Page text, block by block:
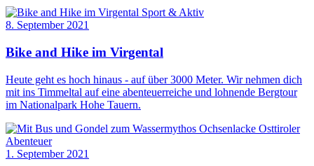
Sport & Aktiv
8. September 2021
Bike and Hike im Virgental
Heute geht es hoch hinaus - auf über 3000 Meter. Wir nehmen dich
mit ins Timmeltal auf eine abenteuerreiche und lohnende Bergtour
im Nationalpark Hohe Tauern.
Osttiroler
Abenteuer
1. September 2021